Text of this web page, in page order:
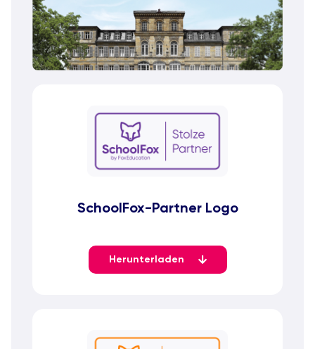
SchoolFox-Partner Logo
Herunterladen